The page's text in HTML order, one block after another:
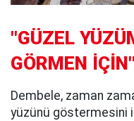
"GÜZEL
GÖRMEN İÇİN"
Dembele, zaman
yüzünü göstermesini